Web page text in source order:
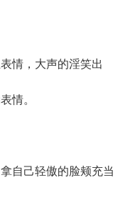
情，大声的淫笑出
情。
自己轻傲的脸颊充当